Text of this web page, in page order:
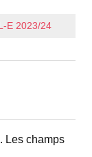
E 2023/24
Les champs